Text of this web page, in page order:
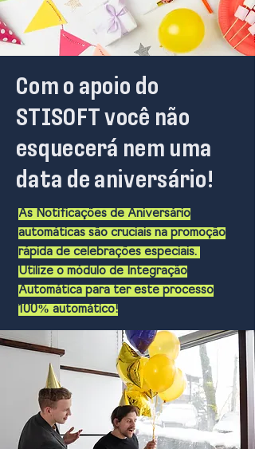
Com o apoio do
STISOFT você não
esquecerá nem uma
data de aniversário!
As Notificações de Aniversário
automáticas são cruciais na promoção
rápida de celebrações especiais.
Utilize o módulo de Integração
Automática para ter este processo
100% automático!